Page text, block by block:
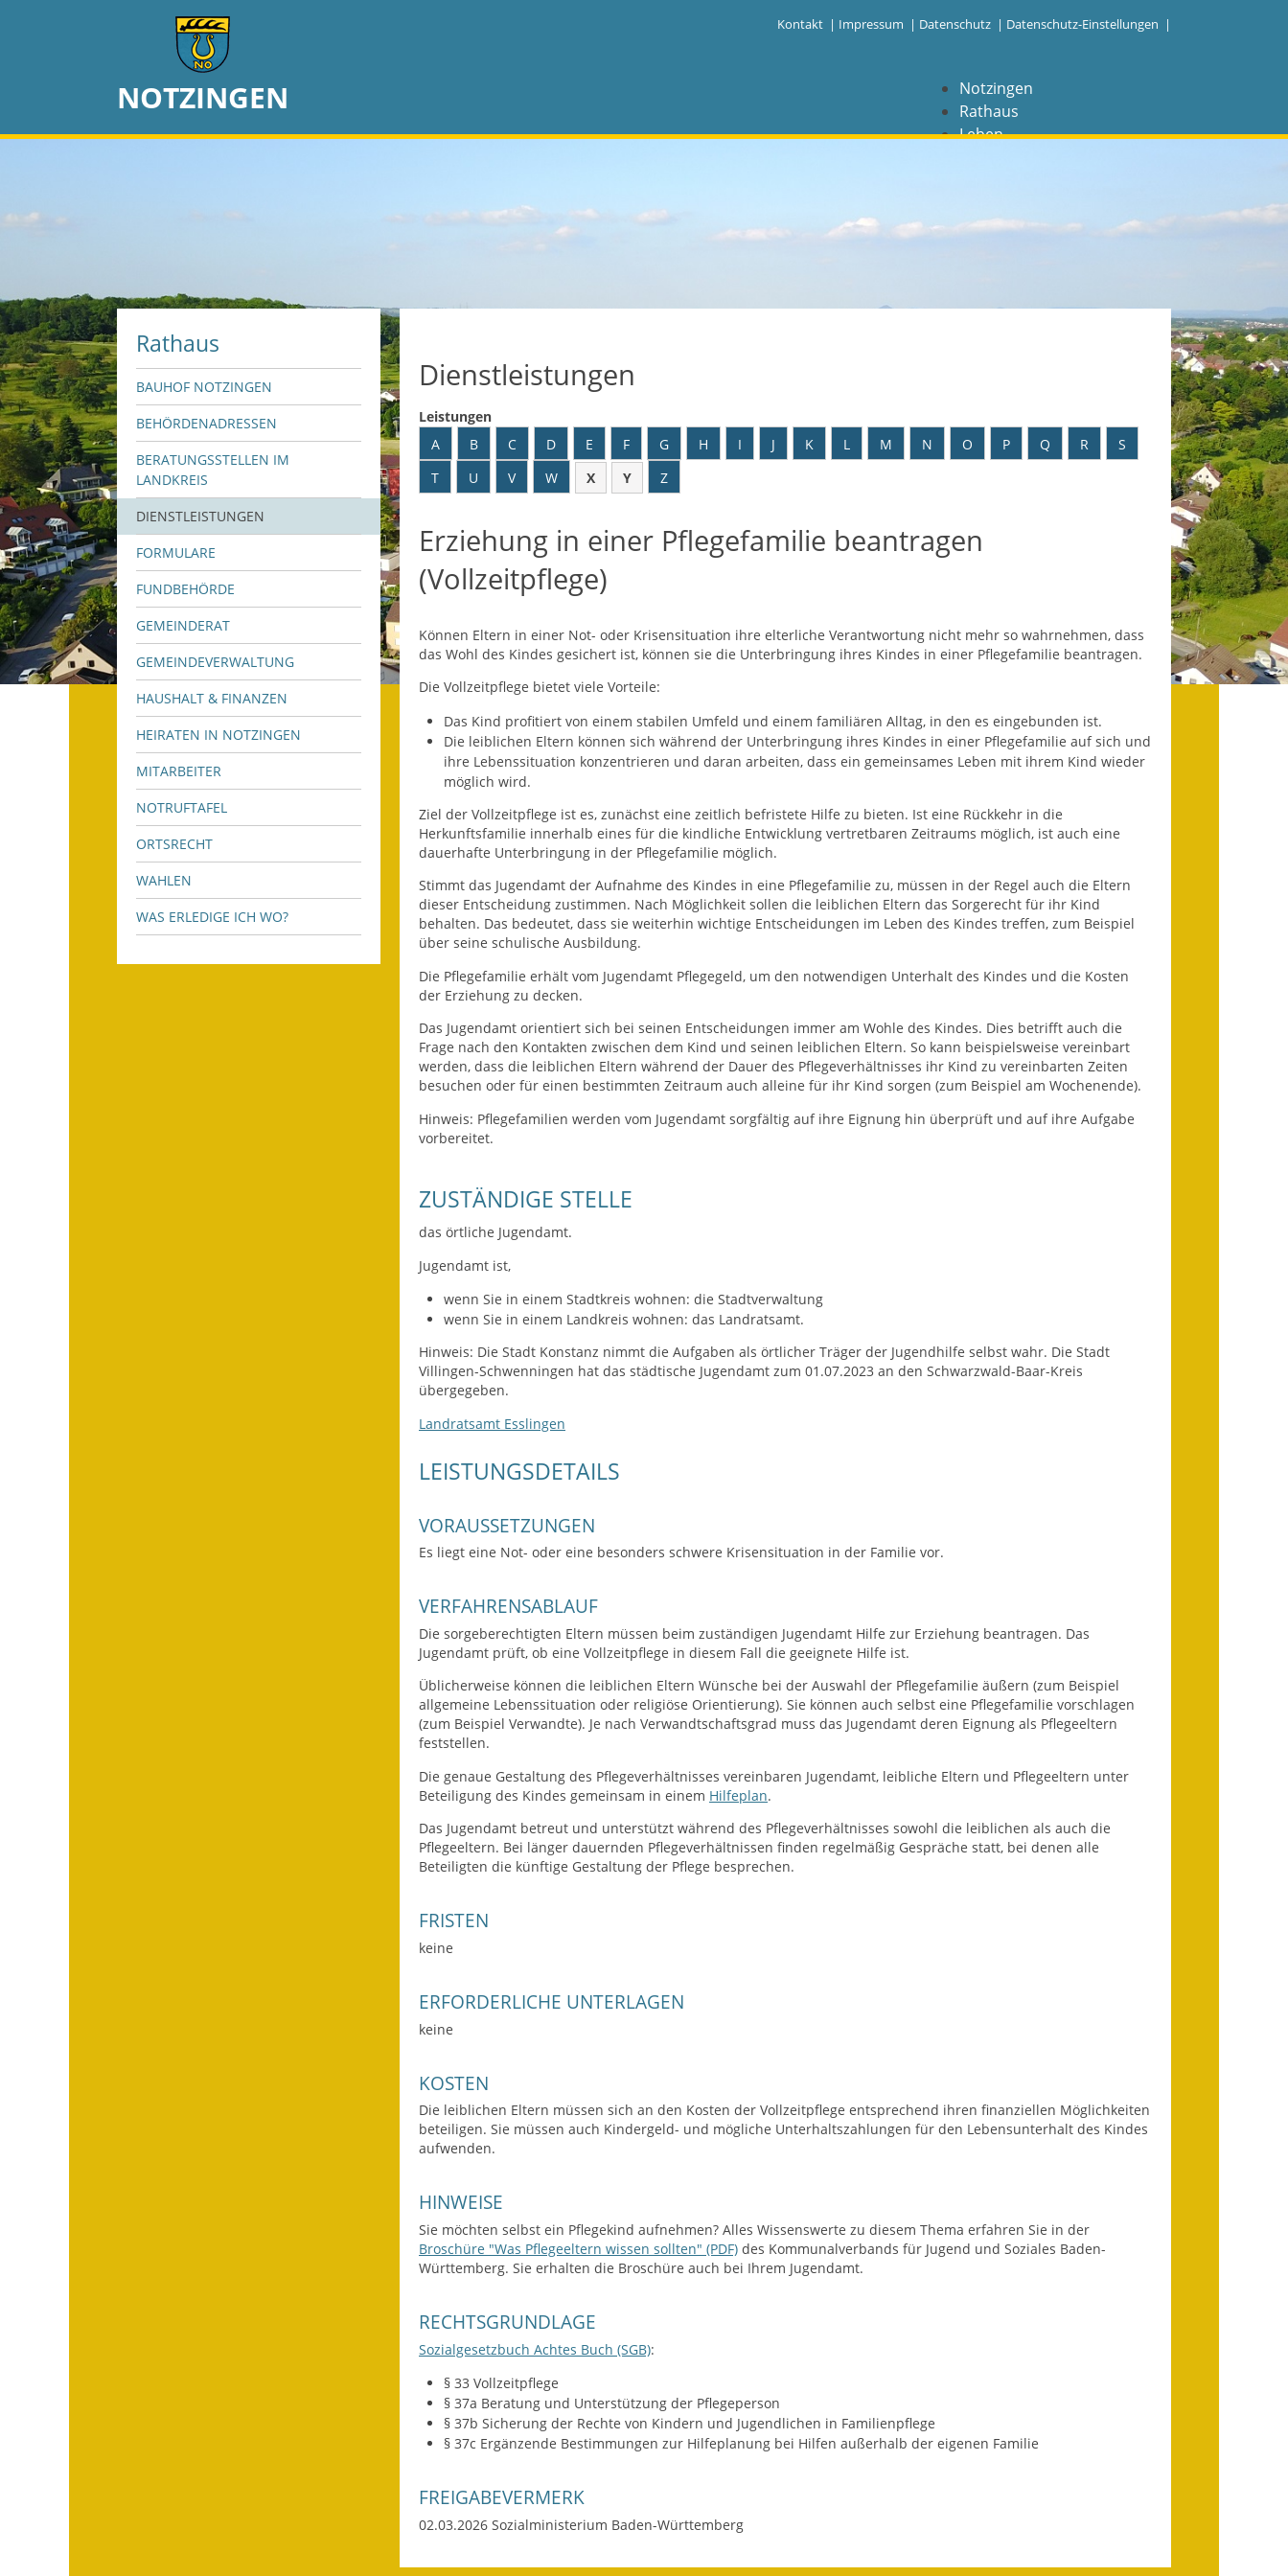
Kontakt | Impressum | Datenschutz | Datenschutz-Einstellungen |
NOTZINGEN
Notzingen
Rathaus
Leben
NAVIGATION
Datenschutz
Gebärdensprache
Was die Alten noch
Wagner-Werkstatt
Informationsbroschüre
Leichte Sprache
Infos in Leichter Sprache
Mitteilungsblatt
Nachhaltigkeitsbericht
Ortsplan
Schadensmeldung
Stellenausschreibungen
Dienstleistungen
Formulare
Fundbehörde
Gemeinderat
Sitzungsberichte 2016
Haushalt & Finanzen
Grundsteuerreform
Mitarbeiter
Rathaus
BAUHOF NOTZINGEN
BEHÖRDENADRESSEN
BERATUNGSSTELLEN IM
LANDKREIS
DIENSTLEISTUNGEN
FORMULARE
FUNDBEHÖRDE
GEMEINDERAT
GEMEINDEVERWALTUNG
HAUSHALT & FINANZEN
HEIRATEN IN NOTZINGEN
MITARBEITER
NOTRUFTAFEL
ORTSRECHT
WAHLEN
WAS ERLEDIGE ICH WO?
Dienstleistungen
Leistungen
A
B C D E F G H I J K L M N O P Q R
S
T
U V W X Y Z
Erziehung in einer Pflegefamilie beantragen
(Vollzeitpflege)
Können Eltern in einer Not- oder Krisensituation ihre elterliche Verantwortung nicht mehr so wahrnehmen, dass
das Wohl des Kindes gesichert ist, können sie die Unterbringung ihres Kindes in einer Pflegefamilie beantragen.
Die Vollzeitpflege bietet viele Vorteile:
Das Kind profitiert von einem stabilen Umfeld und einem familiären Alltag, in den es eingebunden ist.
Die leiblichen Eltern können sich während der Unterbringung ihres Kindes in einer Pflegefamilie auf sich und
ihre Lebenssituation konzentrieren und daran arbeiten, dass ein gemeinsames Leben mit ihrem Kind wieder
möglich wird.
Ziel der Vollzeitpflege ist es, zunächst eine zeitlich befristete Hilfe zu bieten. Ist eine Rückkehr in die
Herkunftsfamilie innerhalb eines für die kindliche Entwicklung vertretbaren Zeitraums möglich, ist auch eine
dauerhafte Unterbringung in der Pflegefamilie möglich.
Stimmt das Jugendamt der Aufnahme des Kindes in eine Pflegefamilie zu, müssen in der Regel auch die Eltern
dieser Entscheidung zustimmen. Nach Möglichkeit sollen die leiblichen Eltern das Sorgerecht für ihr Kind
behalten. Das bedeutet, dass sie weiterhin wichtige Entscheidungen im Leben des Kindes treffen, zum Beispiel
über seine schulische Ausbildung.
Die Pflegefamilie erhält vom Jugendamt Pflegegeld, um den notwendigen Unterhalt des Kindes und die Kosten
der Erziehung zu decken.
Das Jugendamt orientiert sich bei seinen Entscheidungen immer am Wohle des Kindes. Dies betrifft auch die
Frage nach den Kontakten zwischen dem Kind und seinen leiblichen Eltern. So kann beispielsweise vereinbart
werden, dass die leiblichen Eltern während der Dauer des Pflegeverhältnisses ihr Kind zu vereinbarten Zeiten
besuchen oder für einen bestimmten Zeitraum auch alleine für ihr Kind sorgen (zum Beispiel am Wochenende).
Hinweis: Pflegefamilien werden vom Jugendamt sorgfältig auf ihre Eignung hin überprüft und auf ihre Aufgabe
vorbereitet.
ZUSTÄNDIGE STELLE
das örtliche Jugendamt.
Jugendamt ist,
wenn Sie in einem Stadtkreis wohnen: die Stadtverwaltung
wenn Sie in einem Landkreis wohnen: das Landratsamt.
Hinweis: Die Stadt Konstanz nimmt die Aufgaben als örtlicher Träger der Jugendhilfe selbst wahr. Die Stadt
Villingen-Schwenningen hat das städtische Jugendamt zum 01.07.2023 an den Schwarzwald-Baar-Kreis
übergegeben.
Landratsamt Esslingen
LEISTUNGSDETAILS
VORAUSSETZUNGEN
Es liegt eine Not- oder eine besonders schwere Krisensituation in der Familie vor.
VERFAHRENSABLAUF
Die sorgeberechtigten Eltern müssen beim zuständigen Jugendamt Hilfe zur Erziehung beantragen. Das
Jugendamt prüft, ob eine Vollzeitpflege in diesem Fall die geeignete Hilfe ist.
Üblicherweise können die leiblichen Eltern Wünsche bei der Auswahl der Pflegefamilie äußern (zum Beispiel
allgemeine Lebenssituation oder religiöse Orientierung). Sie können auch selbst eine Pflegefamilie vorschlagen
(zum Beispiel Verwandte). Je nach Verwandtschaftsgrad muss das Jugendamt deren Eignung als Pflegeeltern
feststellen.
Die genaue Gestaltung des Pflegeverhältnisses vereinbaren Jugendamt, leibliche Eltern und Pflegeeltern unter
Beteiligung des Kindes gemeinsam in einem Hilfeplan.
Das Jugendamt betreut und unterstützt während des Pflegeverhältnisses sowohl die leiblichen als auch die
Pflegeeltern. Bei länger dauernden Pflegeverhältnissen finden regelmäßig Gespräche statt, bei denen alle
Beteiligten die künftige Gestaltung der Pflege besprechen.
FRISTEN
keine
ERFORDERLICHE UNTERLAGEN
keine
KOSTEN
Die leiblichen Eltern müssen sich an den Kosten der Vollzeitpflege entsprechend ihren finanziellen Möglichkeiten
beteiligen. Sie müssen auch Kindergeld- und mögliche Unterhaltszahlungen für den Lebensunterhalt des Kindes
aufwenden.
HINWEISE
Sie möchten selbst ein Pflegekind aufnehmen? Alles Wissenswerte zu diesem Thema erfahren Sie in der
Broschüre "Was Pflegeeltern wissen sollten" (PDF) des Kommunalverbands für Jugend und Soziales Baden-
Württemberg. Sie erhalten die Broschüre auch bei Ihrem Jugendamt.
RECHTSGRUNDLAGE
Sozialgesetzbuch Achtes Buch (SGB):
§ 33 Vollzeitpflege
§ 37a Beratung und Unterstützung der Pflegeperson
§ 37b Sicherung der Rechte von Kindern und Jugendlichen in Familienpflege
§ 37c Ergänzende Bestimmungen zur Hilfeplanung bei Hilfen außerhalb der eigenen Familie
FREIGABEVERMERK
02.03.2026 Sozialministerium Baden-Württemberg